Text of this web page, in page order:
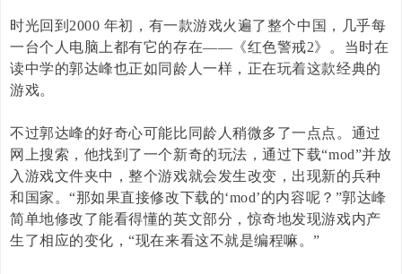
时光回到 2000 年初，有一款游戏火遍了整个中国，几乎每
一台个人电脑上都有它的存在——《红色警戒2》。当时在
读中学的郭达峰也正如同龄人一样，正在玩着这款经典的
游戏。
不过郭达峰的好奇心可能比同龄人稍微多了一点点。通过
网上搜索，他找到了一个新奇的玩法，通过下载“mod”并放
入游戏文件夹中，整个游戏就会发生改变，出现新的兵种
和国家。“那如果直接修改下载的‘mod’的内容呢？”郭达峰
简单地修改了能看得懂的英文部分，惊奇地发现游戏内产
生了相应的变化，“现在来看这不就是编程嘛。”